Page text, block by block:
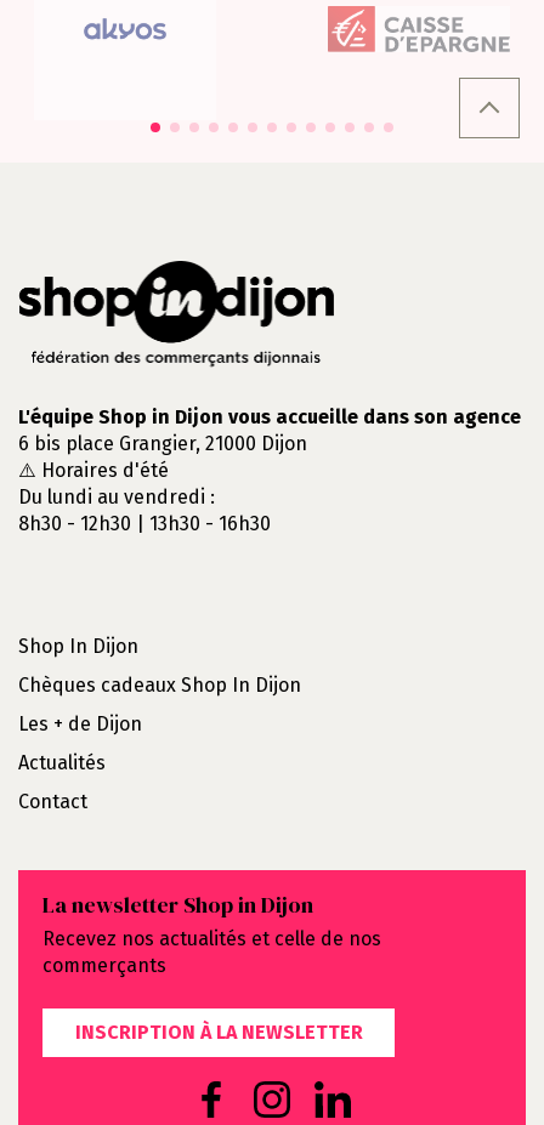
L'équipe Shop in Dijon vous accueille dans son agence
6 bis place Grangier, 21000 Dijon
⚠️ Horaires d'été
Du lundi au vendredi :
8h30 - 12h30 | 13h30 - 16h30
Shop In Dijon
Chèques cadeaux Shop In Dijon
Les + de Dijon
Actualités
Contact
La newsletter Shop in Dijon
Recevez nos actualités et celle de nos
commerçants
INSCRIPTION À LA NEWSLETTER